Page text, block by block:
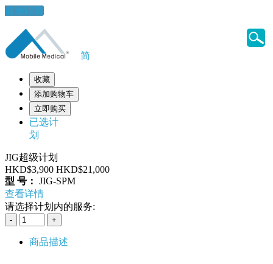
健康錦囊
简
收藏
添加购物车
立即购买
已选计
划
JIG超级计划
HKD$3,900 HKD$21,000
型 号： JIG-SPM
查看详情
请选择计划内的服务:
商品描述